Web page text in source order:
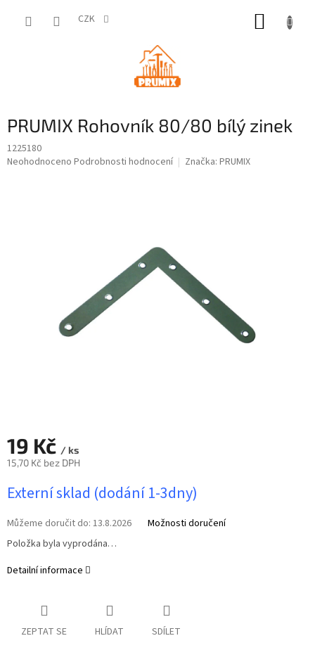
CZK
PRUMIX Rohovník 80/80 bílý zinek
1225180
Průměrné
Neohodnoceno Podrobnosti hodnocení Značka: PRUMIX
19 Kč / ks
15,70 Kč bez DPH
cena:
Externí sklad (dodání 1-3dny)
Můžeme doručit do: 13.8.2026
Možnosti doručení
Položka byla vyprodána…
Detailní informace
ZEPTAT SE HLÍDAT SDÍLET